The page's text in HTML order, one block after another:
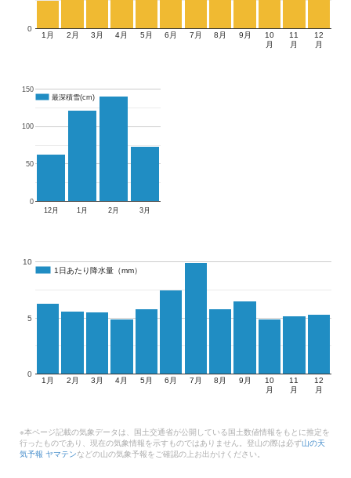
1月 2月 3月 4月 5月 6月 7月 8月 9月
10
月
11
月
12
月
0
12月 1月 2月 3月
0
50
100
150
最深積雪(cm)
最深積雪(cm)
1月 2月 3月 4月 5月 6月 7月 8月 9月
10
月
11
月
12
月
0
5
10
1日あたり降水量（mm）
1日あたり降水量（mm）
※本ページ記載の気象データは、国土交通省が公開している国土数値情報をもとに推定を
行ったものであり、現在の気象情報を示すものではありません。登山の際は必ず山の天
気予報 ヤマテンなどの山の気象予報をご確認の上お出かけください。